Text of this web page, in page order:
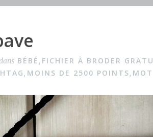
BÉBÉ, FICHIER À BRODER
, MOINS DE 2500 POINTS,